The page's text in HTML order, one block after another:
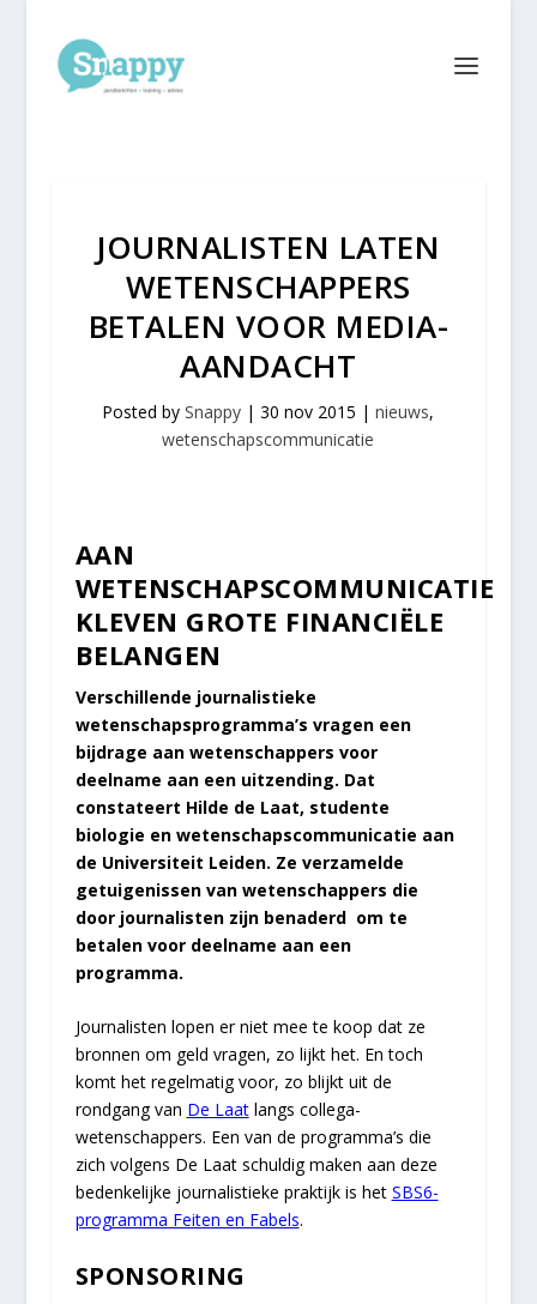
JOURNALISTEN LATEN
WETENSCHAPPERS
BETALEN VOOR MEDIA-
AANDACHT
Posted bySnappy |30 nov 2015 |nieuws,
wetenschapscommunicatie
AAN
WETENSCHAPSCOMMUNICATIE
KLEVEN GROTE FINANCIËLE
BELANGEN
Verschillende journalistieke
wetenschapsprogramma’s vragen een
bijdrage aan wetenschappers voor
deelname aan een uitzending. Dat
constateert Hilde de Laat, studente
biologie en wetenschapscommunicatie aan
de Universiteit Leiden. Ze verzamelde
getuigenissen van wetenschappers die
door journalisten zijn benaderd om te
betalen voor deelname aan een
programma.
Journalisten lopen er niet mee te koop dat ze
bronnen om geld vragen, zo lijkt het. En toch
komt het regelmatig voor, zo blijkt uit de
rondgang van De Laatlangs collega-
wetenschappers. Een van de programma’s die
zich volgens De Laat schuldig maken aan deze
bedenkelijke journalistieke praktijk is het SBS6-
programma Feiten en Fabels.
SPONSORING